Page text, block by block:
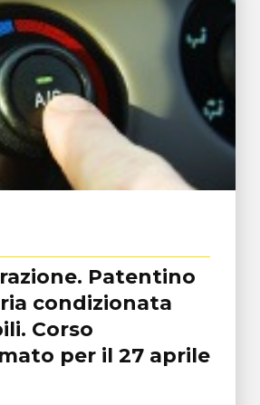
Patentino
condizionata
Corso
per il 27 aprile